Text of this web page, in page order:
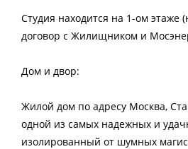
Студия находится на 1-ом
договор с Жилищником и
Дом и двор:
Жилой дом по адресу Москва,
одной из самых надежных и
изолированный от шумных